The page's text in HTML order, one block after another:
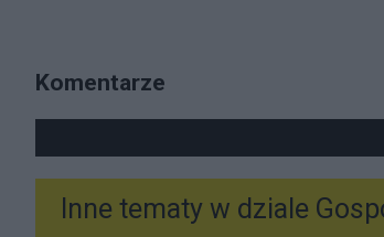
Komentarze
Inne tematy w dziale